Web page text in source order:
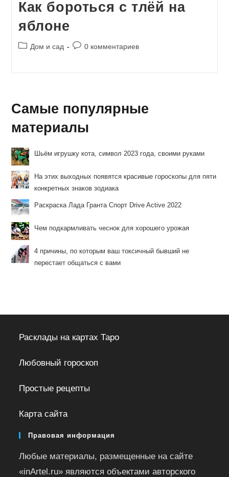
Как бороться с тлёй на
яблоне
РубрикаДом и сад
Комментарии
0 комментариев
Самые популярные
материалы
Шьём игрушку кота, символ 2023 года, своими руками
На этих выходных появятся красивые гороскопы для пяти
конкретных знаков зодиака
Раскраска Лада Гранта Спорт Drive Active 2022
Чем подкармливать чеснок для хорошего урожая
4 причины, по которым ваш токсичный бывший не
перестает общаться с вами
Расклады на картах Таро
Любовный гороскоп
Простые рецепты
Карта сайта
Правовая информация
Любые материалы, размещенные на сайте
«inArtel.ru» являются объектами авторского